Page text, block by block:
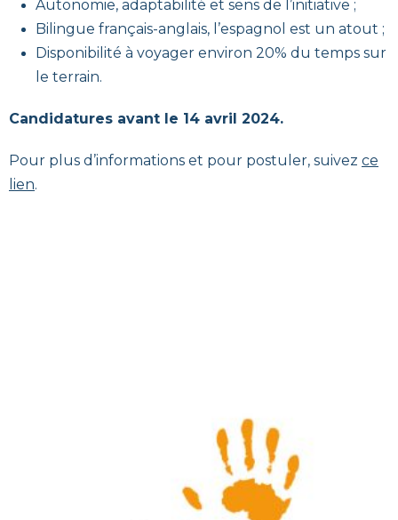
Autonomie, adaptabilité et sens de l’initiative ;
Bilingue français-anglais, l’espagnol est un atout ;
Disponibilité à voyager environ 20% du temps sur
le terrain.
Candidatures avant le 14 avril 2024.
Pour plus d’informations et pour postuler, suivez ce
lien.